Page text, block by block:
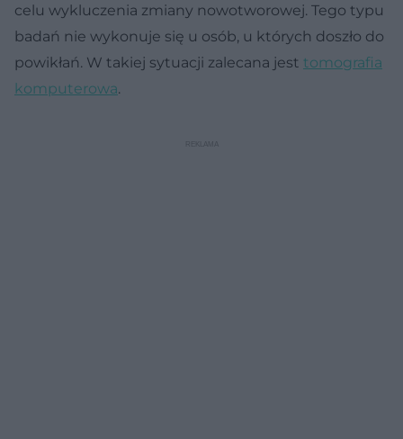
celu wykluczenia zmiany nowotworowej. Tego typu
badań nie wykonuje się u osób, u których doszło do
powikłań. W takiej sytuacji zalecana jest tomografia
komputerowa.